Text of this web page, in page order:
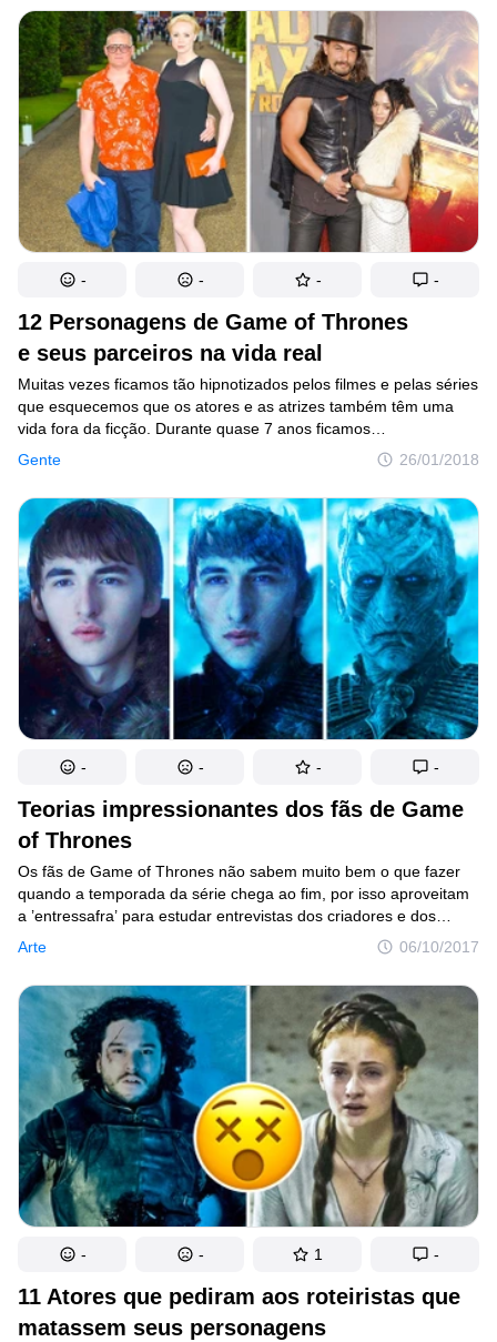
12 Personagens de Game of Thrones
e seus parceiros na vida real
Gente 26/01/2018
Muitas vezes ficamos tão hipnotizados pelos filmes e pelas séries
que esquecemos que os atores e as atrizes também têm uma
vida fora da ficção. Durante quase 7 anos ficamos
completamente envolvidos no labirinto de Game of Thrones que
paramos de pensar que os personagens que tanto nos
enfeitiçaram também têm parceiros fora da televisão. Mas
as redes sociais estão aí para nos trazer de volta ao mundo real.
Confira 12 personagens da série com seus parceiros na vida
real. Alguns estão casados, outros não, mas todos parecem
muito felizes.
- - - -
Teorias impressionantes dos fãs de Game
of Thrones
Arte 06/10/2017
Os fãs de Game of Thrones não sabem muito bem o que fazer
quando a temporada da série chega ao fim, por isso aproveitam
a ’entressafra’ para estudar entrevistas dos criadores e dos
atores e, assim, propor teorias sobre como a história irá acabar.
Escolhemos as mais interessantes. Se você ainda não viu e não
gosta de spoilers, pare agora mesmo.
- - - -
11 Atores que pediram aos roteiristas que
matassem seus personagens
- - 1 -